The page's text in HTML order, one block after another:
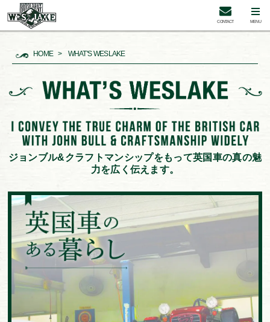
CONTACT MENU
HOME WHAT'S WESLAKE
ジョンブル&クラフトマンシップをもって英国車の真の魅
力を広く伝えます。